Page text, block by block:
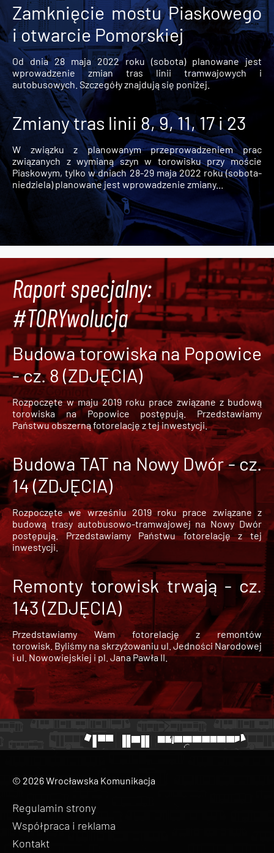
Zamknięcie mostu Piaskowego
i otwarcie Pomorskiej
Od dnia 28 maja 2022 roku (sobota) planowane jest
wprowadzenie zmian tras linii tramwajowych i
autobusowych. Szczegóły znajdują się poniżej.
Zmiany tras linii 8, 9, 11, 17 i 23
W związku z planowanym przeprowadzeniem prac
związanych z wymianą szyn w torowisku przy moście
Piaskowym, tylko w dniach 28-29 maja 2022 roku (sobota-
niedziela) planowane jest wprowadzenie zmiany...
Raport specjalny:
#TORYwolucja
Budowa torowiska na Popowice
- cz. 8 (ZDJĘCIA)
Rozpoczęte w maju 2019 roku prace związane z budową
torowiska na Popowice
postępują. Przedstawiamy
Państwu obszerną fotorelację z tej inwestycji.
Budowa TAT na Nowy Dwór - cz.
14 (ZDJĘCIA)
Rozpoczęte we wrześniu 2019 roku prace związane z
budową trasy autobusowo-tramwajowej na Nowy Dwór
postępują. Przedstawiamy Państwu fotorelację z tej
inwestycji.
Remonty torowisk trwają - cz.
143 (ZDJĘCIA)
Przedstawiamy Wam fotorelację z remontów
torowisk. Byliśmy na skrzyżowaniu ul. Jedności Narodowej
i ul. Nowowiejskiej i pl. Jana Pawła II.
© 2026 Wrocławska Komunikacja
Regulamin strony
Współpraca i reklama
Kontakt